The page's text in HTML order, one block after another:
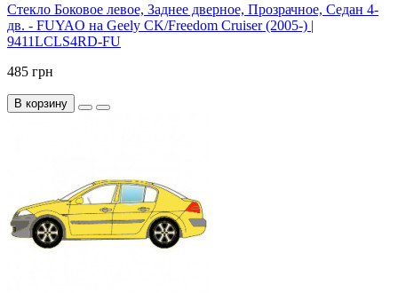
Стекло Боковое левое, Заднее дверное, Прозрачное, Седан 4-
дв. - FUYAO на Geely CK/Freedom Cruiser (2005-) |
9411LCLS4RD-FU
485 грн
В корзину